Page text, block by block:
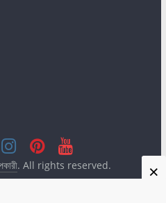
×
. All rights reserved.